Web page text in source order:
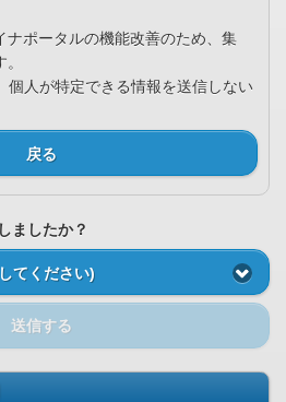
ナポータルの機能改善のため、集
個人が特定できる情報を送信しない
戻る
ましたか？
てください)
送信する